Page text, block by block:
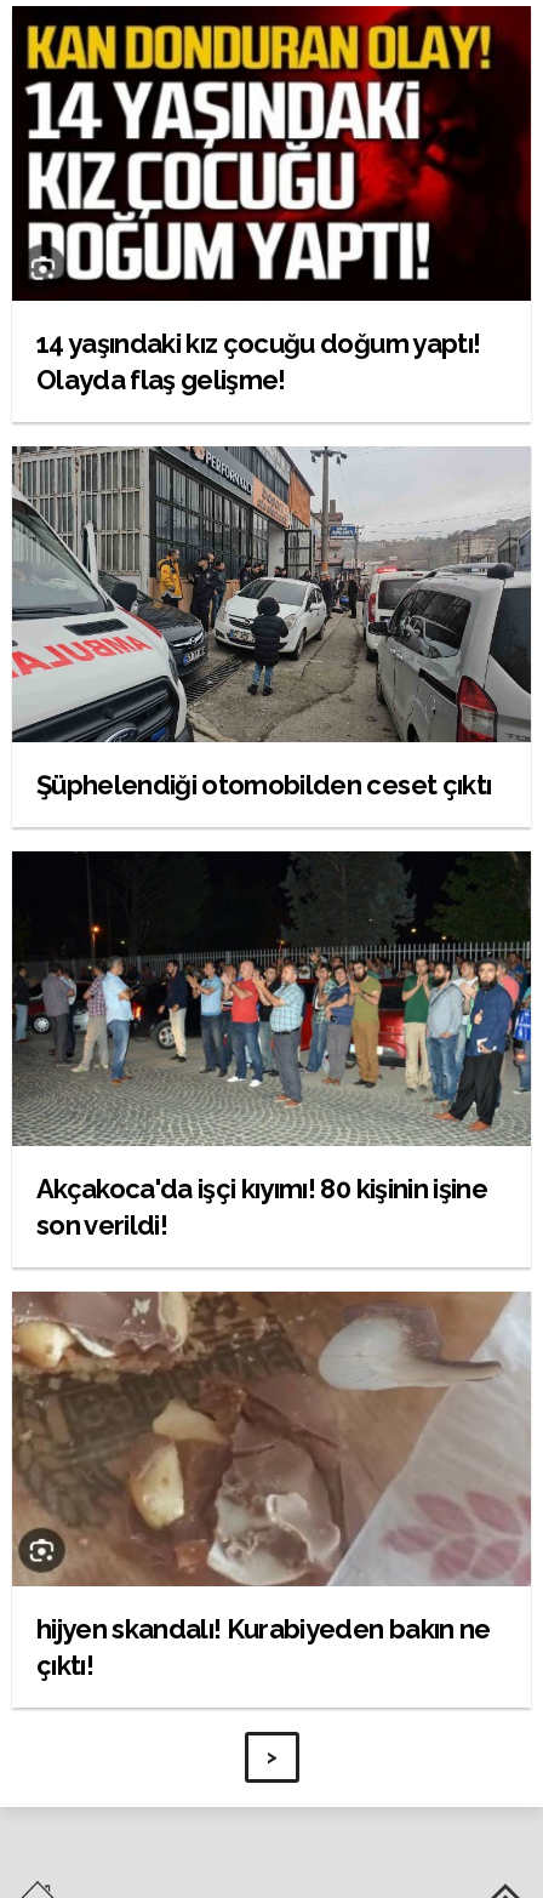
14 yaşındaki kız çocuğu doğum yaptı!
Olayda flaş gelişme!
Şüphelendiği otomobilden ceset çıktı
Akçakoca'da işçi kıyımı! 80 kişinin işine
son verildi!
hijyen skandalı! Kurabiyeden bakın ne
çıktı!
>